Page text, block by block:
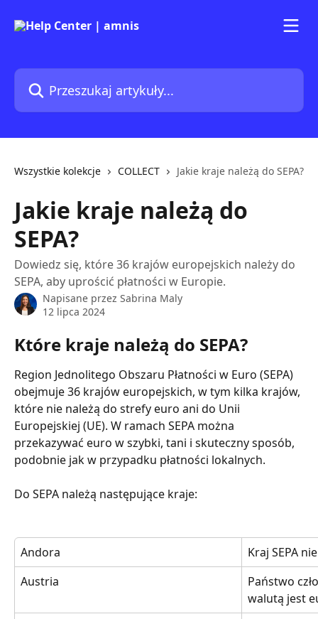
Przeszukaj artykuły...
Wszystkie kolekcje COLLECT Jakie kraje należą do SEPA?
Jakie kraje należą do
SEPA?
Dowiedz się, które 36 krajów europejskich należy do
SEPA, aby uprościć płatności w Europie.
Napisane przez Sabrina Maly
12 lipca 2024
Które kraje należą do SEPA?
Region Jednolitego Obszaru Płatności w Euro (SEPA)
obejmuje 36 krajów europejskich, w tym kilka krajów,
które nie należą do strefy euro ani do Unii
Europejskiej (UE). W ramach SEPA można
przekazywać euro w szybki, tani i skuteczny sposób,
podobnie jak w przypadku płatności lokalnych.
Do SEPA należą następujące kraje:
Andora
Kraj SEPA
Austria
Państwo
walutą jest